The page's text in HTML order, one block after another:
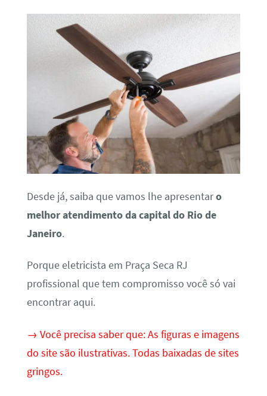
Desde já, saiba que vamos lhe apresentaro
melhor atendimento da capital do Rio de
Janeiro.
Porque eletricista em Praça Seca RJ
profissional que tem compromisso você só vai
encontrar aqui.
→ Você precisa saber que: As figuras e imagens
do site são ilustrativas. Todas baixadas de sites
gringos.